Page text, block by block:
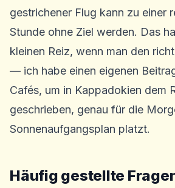
gestrichener Flug kann zu einer
Stunde ohne Ziel werden. Das
kleinen Reiz, wenn man den
— ich habe einen eigenen
Cafés, um in Kappadokien dem
geschrieben, genau für die
Sonnenaufgangsplan platzt.
Häufig gestellte